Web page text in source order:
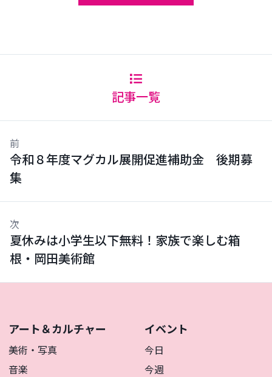
記事一覧
前
令和８年度マグカル展開促進補助金 後期募
集
次
夏休みは小学生以下無料！家族で楽しむ箱
根・岡田美術館
アート＆カルチャー
美術・写真
音楽
イベント
今日
今週